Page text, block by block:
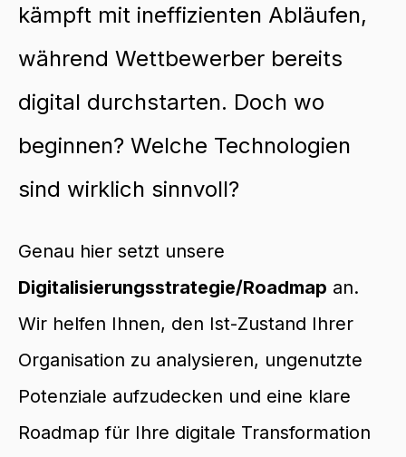
kämpft mit ineffizienten Abläufen,
während Wettbewerber bereits
digital durchstarten. Doch wo
beginnen? Welche Technologien
sind wirklich sinnvoll?
Genau hier setzt unsere
Digitalisierungsstrategie/Roadmap an.
Wir helfen Ihnen, den Ist-Zustand Ihrer
Organisation zu analysieren, ungenutzte
Potenziale aufzudecken und eine klare
Roadmap für Ihre digitale Transformation